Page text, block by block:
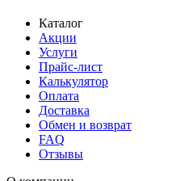
Каталог
Акции
Услуги
Прайс-лист
Калькулятор
Оплата
Доставка
Обмен и возврат
FAQ
Отзывы